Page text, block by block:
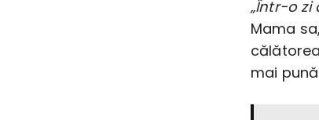
„Într-o zi
Mama
mai